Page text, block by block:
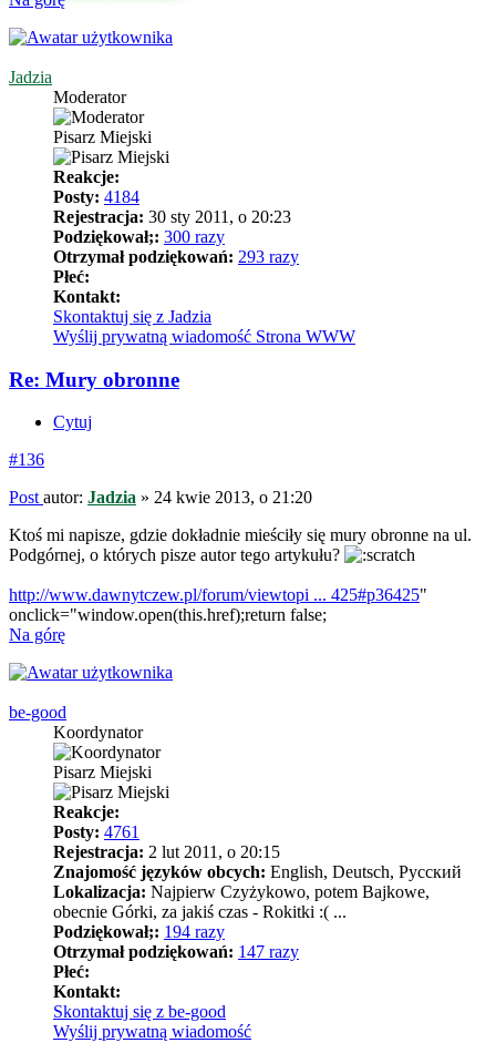
Jadzia
Moderator
Pisarz Miejski
Reakcje:
Posty: 4184
Rejestracja: 30 sty 2011, o 20:23
Podziękował;: 300 razy
Otrzymał podziękowań: 293 razy
Płeć:
Kontakt:
Skontaktuj się z Jadzia
Wyślij prywatną wiadomość Strona WWW
Re: Mury obronne
Cytuj
#136
Post autor: Jadzia » 24 kwie 2013, o 21:20
Ktoś mi napisze, gdzie dokładnie mieściły się mury obronne na ul.
Podgórnej, o których pisze autor tego artykułu?
http://www.dawnytczew.pl/forum/viewtopi ... 425#p36425"
onclick="window.open(this.href);return false;
Na górę
be-good
Koordynator
Pisarz Miejski
Reakcje:
Posty: 4761
Rejestracja: 2 lut 2011, o 20:15
Znajomość języków obcych: English, Deutsch, Pусский
Lokalizacja: Najpierw Czyżykowo, potem Bajkowe,
obecnie Górki, za jakiś czas - Rokitki :( ...
Podziękował;: 194 razy
Otrzymał podziękowań: 147 razy
Płeć:
Kontakt:
Skontaktuj się z be-good
Wyślij prywatną wiadomość